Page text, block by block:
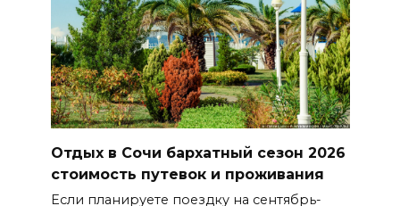
Отдых в Сочи бархатный сезон 2026
стоимость путевок и проживания
Если планируете поездку на сентябрь-